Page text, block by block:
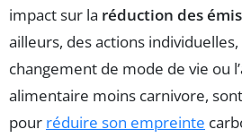
impact sur la réduction des
ailleurs, des actions
changement de mode de vie ou
alimentaire moins carnivore,
pour réduire son empreinte